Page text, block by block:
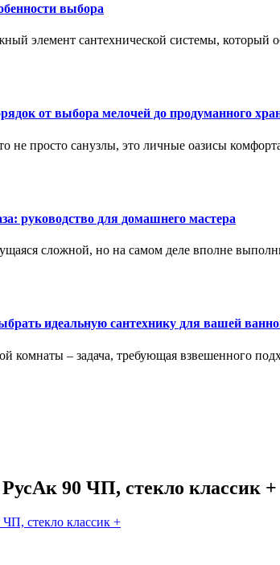
выбора
элемент сантехнической системы, который
от выбора мелочей до продуманного
не просто санузлы, это личные оазисы
руководство для домашнего мастера
сложной, но на самом деле вполне
идеальную сантехнику для вашей
комнаты – задача, требующая взвешенного
90 ЧП, стекло классик +